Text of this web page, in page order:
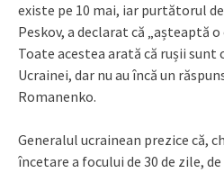
existe pe 10 mai, iar purtătorul
Peskov, a declarat că „așteaptă
Toate acestea arată că rușii sunt
Ucrainei, dar nu au încă un
Romanenko.
Generalul ucrainean prezice că,
încetare a focului de 30 de zile,